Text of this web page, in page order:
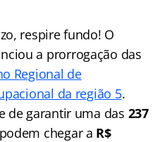
respire fundo! O
a prorrogação das
Regional de
da região 5.
de garantir uma das 237
chegar a R$